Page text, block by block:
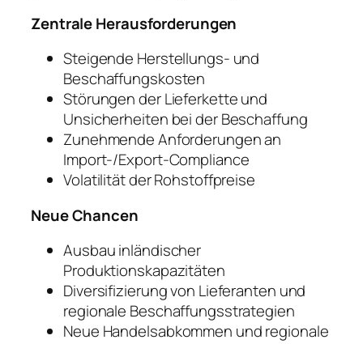
Zentrale Herausforderungen
Steigende Herstellungs- und
Beschaffungskosten
Störungen der Lieferkette und
Unsicherheiten bei der Beschaffung
Zunehmende Anforderungen an
Import-/Export-Compliance
Volatilität der Rohstoffpreise
Neue Chancen
Ausbau inländischer
Produktionskapazitäten
Diversifizierung von Lieferanten und
regionale Beschaffungsstrategien
Neue Handelsabkommen und regionale